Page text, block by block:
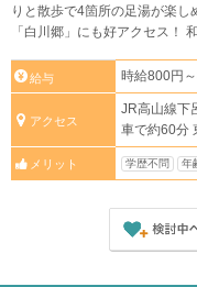
りと散歩で4箇所の足湯が楽
「白川郷」にも好アクセス！
給与 時給800円
アクセス
JR高山線下
車で約60分
メリット 学歴不問 年